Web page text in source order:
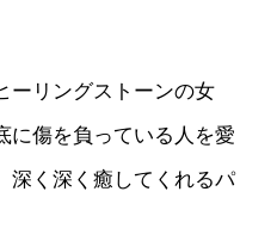
ーリングストーンの女
に傷を負っている人を愛
深く深く癒してくれるパ